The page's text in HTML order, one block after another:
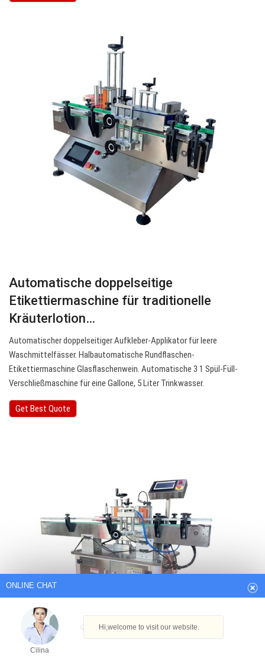
Automatische doppelseitige
Etikettiermaschine für traditionelle
Kräuterlotion…
Automatischer doppelseitiger Aufkleber-Applikator für leere
Waschmittelfässer. Halbautomatische Rundflaschen-
Etikettiermaschine Glasflaschenwein. Automatische 3 1 Spül-Füll-
Verschließmaschine für eine Gallone, 5 Liter Trinkwasser.
Get Best Quote
ONLINE CHAT
Hi,welcome to visit our website.
Cilina